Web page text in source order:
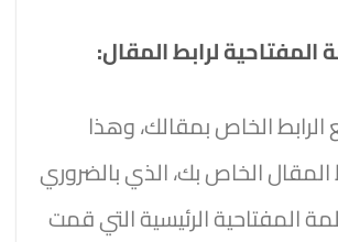
لرابط المقال:
الخاص بمقالك، وهذا
الخاص بك، الذي بالضروري
المفتاحية الرئيسية التي قمت